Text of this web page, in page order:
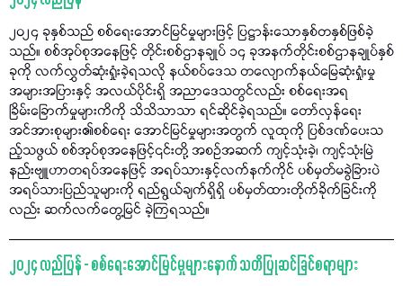
၂၀၂၄ ခုနှစ်သည် စစ်ရေးအောင်မြင်မှုများဖြင့် ပြဋ္ဌာန်းသောနှစ်တနှစ်ဖြစ်ခဲ့
သည်။ စစ်အုပ်စုအနေဖြင့် တိုင်းစစ်ဌာနချုပ် ၁၄ ခုအနက်တိုင်းစစ်ဌာနချုပ်နှစ်
ခုကို လက်လွှတ်ဆုံးရှုံးခဲ့ရသလို နယ်စပ်ဒေသ တလျောက်နယ်မြေဆုံးရှုံးမှု
အများအပြားနှင့် အလယ်ပိုင်းရှိ အညာဒေသတွင်လည်း စစ်ရေးအရ
ခြိမ်းခြောက်မှုများကိကို သိသိသာသာ ရင်ဆိုင်ခဲ့ရသည်။ တော်လှန်ရေး
အင်အားစုများ၏စစ်ရေး အောင်မြင်မှုများအတွက် လူထုကို ပြစ်ဒဏ်ပေးသ
ည့်သဖွယ် စစ်အုပ်စုအနေဖြင့်၎င်းတို့ အစဉ်အဆက် ကျင့်သုံးခဲ့၊ ကျင့်သုံးမြဲ
နည်းဗျူဟာတရပ်အနေဖြင့် အရပ်သားနှင့်လက်နက်ကိုင် ပစ်မှတ်မခွဲခြားပဲ
အရပ်သားပြည်သူများကို ရည်ရွယ်ချက်ရှိရှိ ပစ်မှတ်ထားတိုက်ခိုက်ခြင်းကို
လည်း ဆက်လက်တွေ့မြင် ခဲ့ကြရသည်။
၂၀၂၄ လည်ပြန် - စစ်ရေးအောင်မြင်မှုများနောက် သတိပြုဆင်ခြင်စရာများ